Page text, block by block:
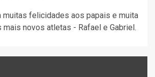
muitas felicidades aos papais e muita
mais novos atletas - Rafael e Gabriel.